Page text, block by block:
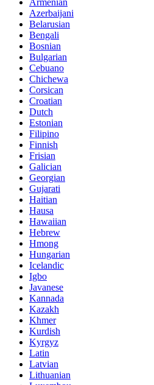
Armenian
Azerbaijani
Belarusian
Bengali
Bosnian
Bulgarian
Cebuano
Chichewa
Corsican
Croatian
Dutch
Estonian
Filipino
Finnish
Frisian
Galician
Georgian
Gujarati
Haitian
Hausa
Hawaiian
Hebrew
Hmong
Hungarian
Icelandic
Igbo
Javanese
Kannada
Kazakh
Khmer
Kurdish
Kyrgyz
Latin
Latvian
Lithuanian